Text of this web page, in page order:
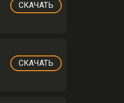
СКАЧАТЬ
СКАЧАТЬ